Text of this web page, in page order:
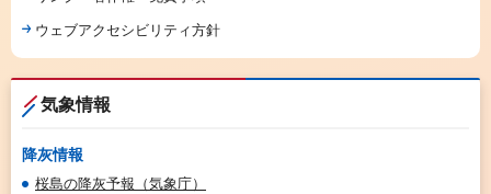
ウェブアクセシビリティ方針
気象情報
降灰情報
桜島の降灰予報（気象庁）